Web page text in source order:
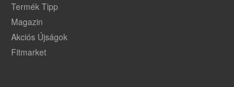
Termék Tipp
Magazin
Akciós Újságok
Fitmarket